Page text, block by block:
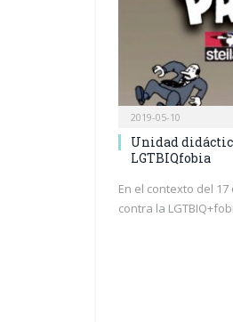
2019-05-10
Unidad
LGTBIQfobia
En el contexto del
contra la